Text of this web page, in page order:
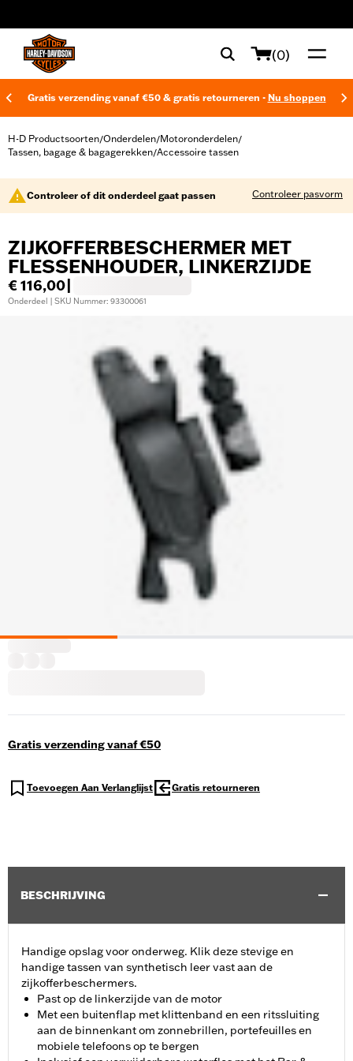
(0)
Gratis verzending vanaf €50 & gratis retourneren - Nu shoppen
H-D Productsoorten/Onderdelen/Motoronderdelen/
Tassen, bagage & bagagerekken/Accessoire tassen
Controleer of dit onderdeel gaat passen Controleer pasvorm
ZIJKOFFERBESCHERMER MET
FLESSENHOUDER, LINKERZIJDE
€ 116,00
Onderdeel | SKU Nummer: 93300061
Gratis verzending vanaf €50
Toevoegen Aan Verlanglijst Gratis retourneren
BESCHRIJVING
Handige opslag voor onderweg. Klik deze stevige en
handige tassen van synthetisch leer vast aan de
zijkofferbeschermers.
Past op de linkerzijde van de motor
Met een buitenflap met klittenband en een ritssluiting
aan de binnenkant om zonnebrillen, portefeuilles en
mobiele telefoons op te bergen